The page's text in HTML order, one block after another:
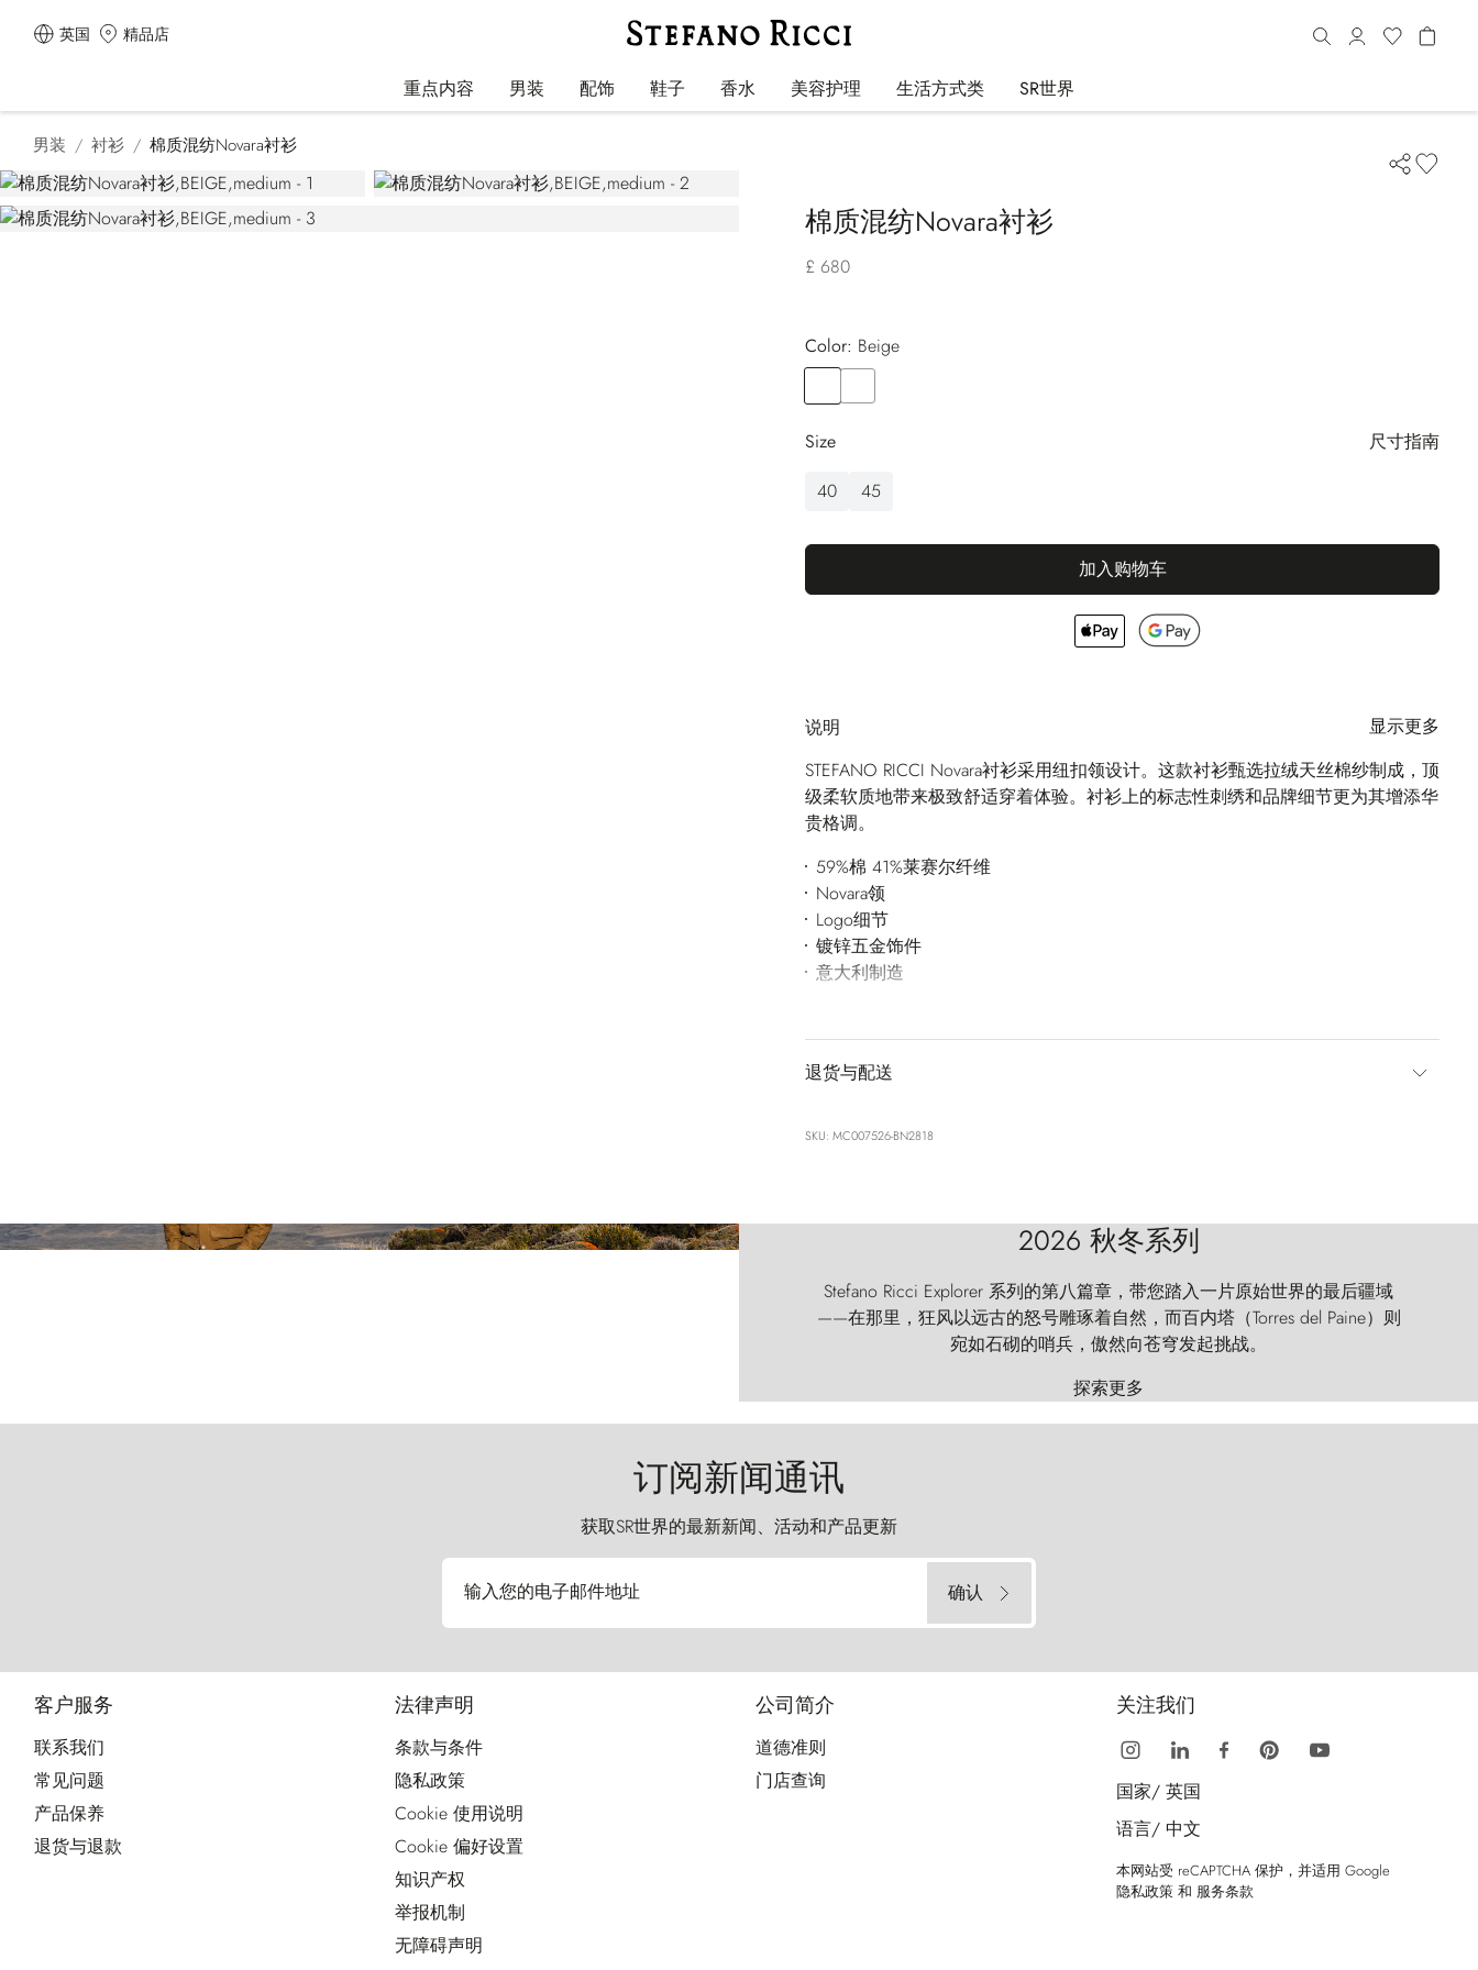
英国 精品店
重点内容 男装 配饰 鞋子 香水 美容护理 生活方式类 SR世界
男装 衬衫 棉质混纺Novara衬衫
棉质混纺Novara衬衫
£ 680
Color:
beige
Size
尺寸指南
40
45
加入购物车
说明
显示更多
STEFANO RICCI Novara衬衫采用纽扣领设计。这款衬衫甄选拉绒天丝棉纱制成，顶
级柔软质地带来极致舒适穿着体验。衬衫上的标志性刺绣和品牌细节更为其增添华
贵格调。
59%棉 41%莱赛尔纤维
Novara领
Logo细节
镀锌五金饰件
意大利制造
退货与配送
SKU: MC007526-BN2818
2026 秋冬系列
Stefano Ricci Explorer 系列的第八篇章，带您踏入一片原始世界的最后疆域
——在那里，狂风以远古的怒号雕琢着自然，而百内塔（Torres del Paine）则
宛如石砌的哨兵，傲然向苍穹发起挑战。
探索更多
订阅新闻通讯
获取SR世界的最新新闻、活动和产品更新
输入您的电子邮件地址 确认
客户服务
联系我们
常见问题
产品保养
退货与退款
法律声明
条款与条件
隐私政策
Cookie 使用说明
Cookie 偏好设置
知识产权
举报机制
无障碍声明
公司简介
道德准则
门店查询
关注我们
国家/ 英国
语言/ 中文
本网站受 reCAPTCHA 保护，并适用 Google
隐私政策 和 服务条款